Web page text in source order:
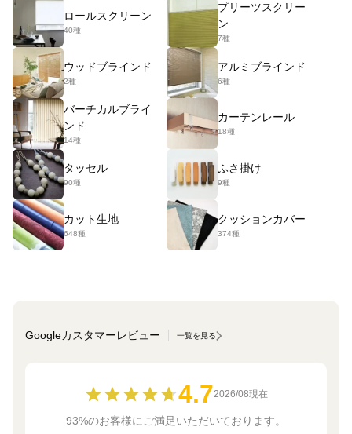
ロールスクリーン
40種
プリーツスクリー
ン
7種
ウッドブラインド
2種
アルミブラインド
6種
バーチカルブライ
ンド
14種
カーテンレール
18種
タッセル
90種
ふさ掛け
9種
カット生地
648種
クッションカバー
374種
Googleカスタマーレビュー 一覧を見る
4.72026/08現在
93%のお客様にご満足いただいております。